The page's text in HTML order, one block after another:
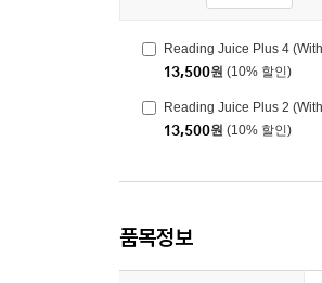
Reading Juice Plus 4
13,500원 (10% 할인)
Reading Juice Plus 2
13,500원 (10% 할인)
품목정보